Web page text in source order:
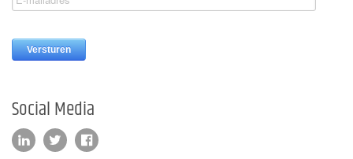
Social Media